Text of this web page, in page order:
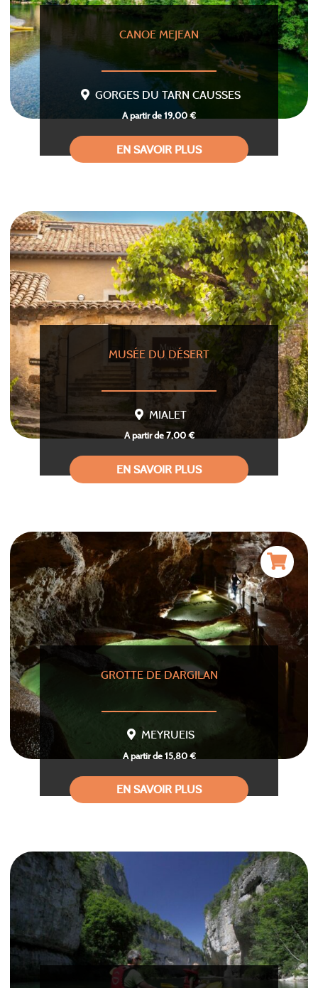
CANOE MEJEAN
GORGES DU TARN CAUSSES
A partir de 19,00 €
EN SAVOIR PLUS
MUSÉE DU DÉSERT
MIALET
A partir de 7,00 €
EN SAVOIR PLUS
GROTTE DE DARGILAN
MEYRUEIS
A partir de 15,80 €
EN SAVOIR PLUS